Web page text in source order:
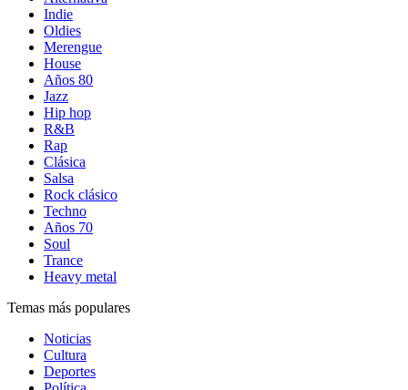
Indie
Oldies
Merengue
House
Años 80
Jazz
Hip hop
R&B
Rap
Clásica
Salsa
Rock clásico
Techno
Años 70
Soul
Trance
Heavy metal
Temas más populares
Noticias
Cultura
Deportes